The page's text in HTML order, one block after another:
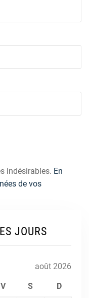
indésirables. En
de vos
JOURS
août 2026
V S D